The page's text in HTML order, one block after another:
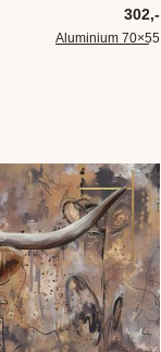
302,-
Aluminium 70×55